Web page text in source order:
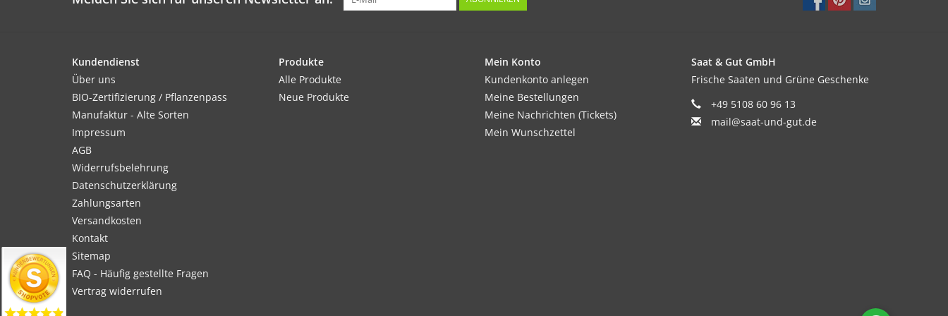
Kundendienst
Über uns
BIO-Zertifizierung / Pflanzenpass
Manufaktur - Alte Sorten
Impressum
AGB
Widerrufsbelehrung
Datenschutzerklärung
Zahlungsarten
Versandkosten
Kontakt
Sitemap
FAQ - Häufig gestellte Fragen
Vertrag widerrufen
Produkte
Alle Produkte
Neue Produkte
Mein Konto
Kundenkonto anlegen
Meine Bestellungen
Meine Nachrichten (Tickets)
Mein Wunschzettel
Saat & Gut GmbH
Frische Saaten und Grüne Geschenke
+49 5108 60 96 13
mail@saat-und-gut.de